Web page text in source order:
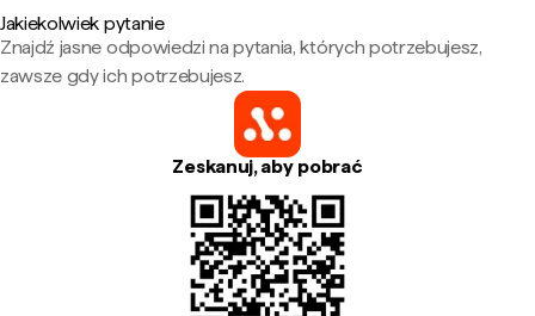
Jakiekolwiek pytanie
Znajdź jasne odpowiedzi na pytania, których potrzebujesz,
zawsze gdy ich potrzebujesz.
Zeskanuj, aby pobrać